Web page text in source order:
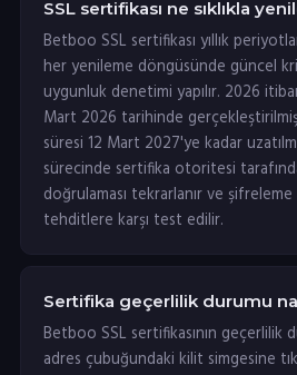
SSL sertifikası ne sıklıkla
Betboo SSL sertifikası yıllık
her yenileme döngüsünde güncel
uygunluk denetimi yapılır. 2026
Mart 2026 tarihinde
süresi 12 Mart 2027'ye kadar
sürecinde sertifika otoritesi
doğrulaması tekrarlanır ve
tehditlere karşı test edilir.
Sertifika geçerlilik durumu
Betboo SSL sertifikasının geçerlilik
adres çubuğundaki kilit simgesine